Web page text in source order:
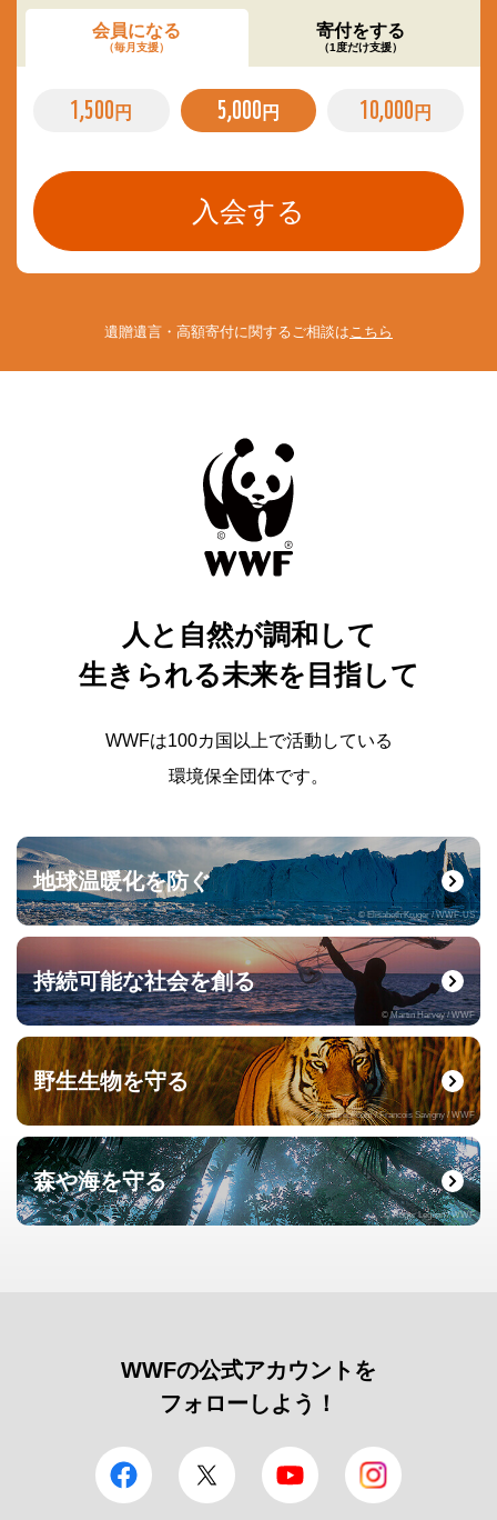
会員になる
（毎月支援）
寄付をする
（1度だけ支援）
1,500 円 5,000 円 10,000 円
遺贈遺言・高額寄付に関するご相談は こちら
人と自然が調和して
生きられる未来を目指して
WWFは100カ国以上で活動している
環境保全団体です。
地球温暖化を防ぐ
© Elisabeth Kruger / WWF-US
持続可能な社会を創る
© Martin Harvey / WWF
野生生物を守る
© naturepl.com / Francois Savigny / WWF
森や海を守る
© Roger Leguen / WWF
WWFの公式アカウントを
フォローしよう！
facebook Twitter YouTube